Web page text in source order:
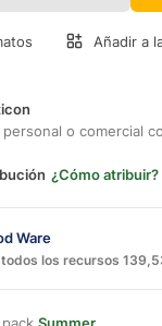
Añadir a
o comercial
¿Cómo atribuir?
Ware
los recursos